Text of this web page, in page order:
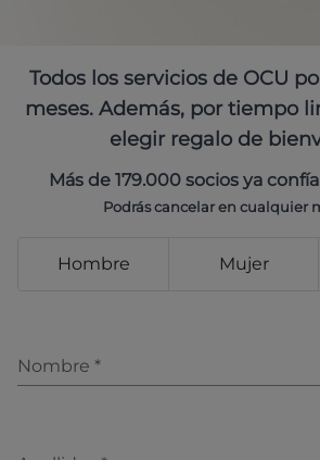
Todos los servicios de OCU
meses. Además, por tiempo
elegir regalo de
Más de 179.000 socios ya
Podrás cancelar en cualquier
Hombre Mujer
Nombre *